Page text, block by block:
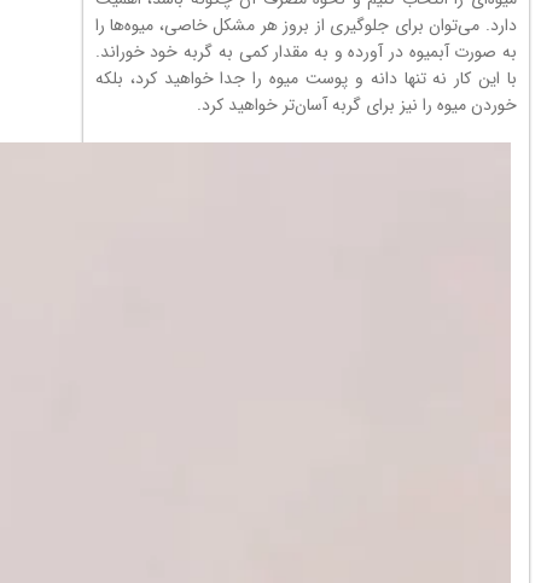
دارد. می‌توان برای جلوگیری از بروز هر مشکل خاصی، میوه‌ها را
به صورت آبمیوه در آورده و به مقدار کمی به گربه خود خوراند.
با این کار نه تنها دانه و پوست میوه را جدا خواهید کرد، بلکه
خوردن میوه را نیز برای گربه آسان‌تر خواهید کرد.